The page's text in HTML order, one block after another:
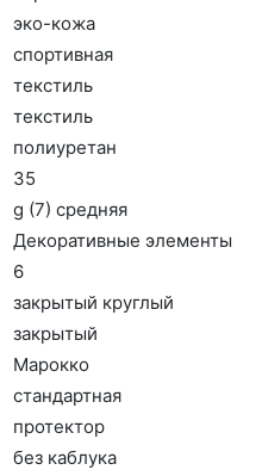
эко-ко­жа
спор­тивная
текс­тиль
текс­тиль
по­ли­уре­тан
35
g (7) сред­няя
Де­кора­тив­ные эле­мен­ты
6
зак­ры­тый круг­лый
зак­ры­тый
Ма­рок­ко
стан­дарт­ная
про­тек­тор
без каб­лу­ка